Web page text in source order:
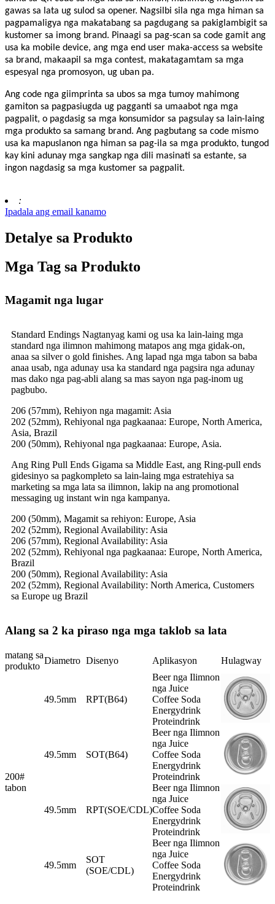
gawas sa lata ug sulod sa opener. Nagsilbi sila nga mga himan sa
pagpamaligya nga makatabang sa pagdugang sa pakiglambigit sa
kustomer sa imong brand. Pinaagi sa pag-scan sa code gamit ang
usa ka mobile device, ang mga end user maka-access sa website
sa brand, makaapil sa mga contest, makatagamtam sa mga
espesyal nga promosyon, ug uban pa.
Ang code nga giimprinta sa ubos sa mga tumoy mahimong
gamiton sa pagpasiugda ug pagganti sa umaabot nga mga
pagpalit, o pagdasig sa mga konsumidor sa pagsulay sa lain-laing
mga produkto sa samang brand. Ang pagbutang sa code mismo
usa ka mapuslanon nga himan sa pag-ila sa mga produkto, tungod
kay kini adunay mga sangkap nga dili masinati sa estante, sa
ingon nagdasig sa mga kustomer sa pagpalit.
:
Ipadala ang email kanamo
Detalye sa Produkto
Mga Tag sa Produkto
Magamit nga lugar
Standard Endings Nagtanyag kami og usa ka lain-laing mga
standard nga ilimnon mahimong matapos ang mga gidak-on,
anaa sa silver o gold finishes. Ang lapad nga mga tabon sa baba
anaa usab, nga adunay usa ka standard nga pagsira nga adunay
mas dako nga pag-abli alang sa mas sayon ​​​​nga pag-inom ug
pagbubo.
206 (57mm), Rehiyon nga magamit: Asia
202 (52mm), Rehiyonal nga pagkaanaa: Europe, North America,
Asia, Brazil
200 (50mm), Rehiyonal nga pagkaanaa: Europe, Asia.
Ang Ring Pull Ends Gigama sa Middle East, ang Ring-pull ends
gidesinyo sa pagkompleto sa lain-laing mga estratehiya sa
marketing sa mga lata sa ilimnon, lakip na ang promotional
messaging ug instant win nga kampanya.
200 (50mm), Magamit sa rehiyon: Europe, Asia
202 (52mm), Regional Availability: Asia
206 (57mm), Regional Availability: Asia
202 (52mm), Rehiyonal nga pagkaanaa: Europe, North America,
Brazil
200 (50mm), Regional Availability: Asia
202 (52mm), Regional Availability: North America, Customers
sa Europe ug Brazil
Alang sa 2 ka piraso nga mga taklob sa lata
matang sa
produkto
Diametro Disenyo Aplikasyon Hulagway
200#
tabon
49.5mm RPT(B64)
Beer nga Ilimnon
nga Juice
Coffee Soda
Energydrink
Proteindrink
49.5mm SOT(B64)
Beer nga Ilimnon
nga Juice
Coffee Soda
Energydrink
Proteindrink
49.5mm RPT(SOE/CDL)
Beer nga Ilimnon
nga Juice
Coffee Soda
Energydrink
Proteindrink
49.5mm
SOT
(SOE/CDL)
Beer nga Ilimnon
nga Juice
Coffee Soda
Energydrink
Proteindrink